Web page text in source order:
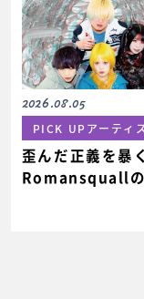
2026.08.05
PICK UPアーティ
歪んだ正義を暴
Romansquallの